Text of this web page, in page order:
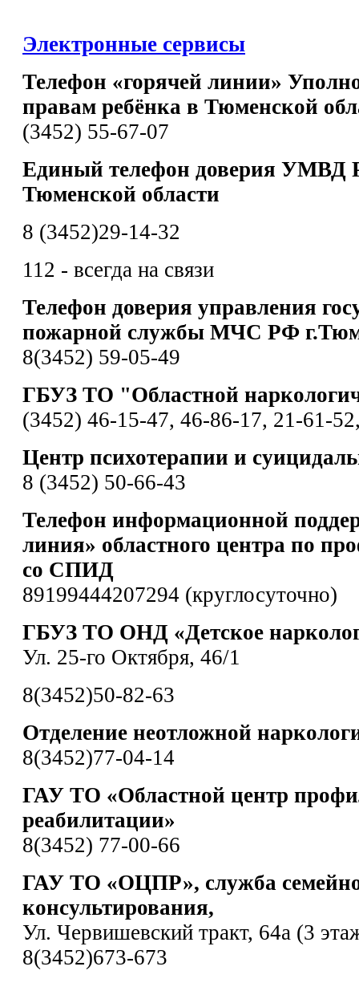
Электронные сервисы
Телефон «горячей линии»
правам ребёнка в Тюменской
(3452) 55-67-07
Единый телефон доверия УМВД
Тюменской области
8 (3452)29-14-32
112 - всегда на связи
Телефон доверия управления
пожарной службы МЧС РФ
8(3452) 59-05-49
ГБУЗ ТО "Областной
(3452) 46-15-47, 46-86-17, 21-61-
Центр психотерапии и
8 (3452) 50-66-43
Телефон информационной
линия» областного центра по
со СПИД
89199444207294 (круглосуточно)
ГБУЗ ТО ОНД «Детское
Ул. 25-го Октября, 46/1
8(3452)50-82-63
Отделение неотложной
8(3452)77-04-14
ГАУ ТО «Областной центр
реабилитации»
8(3452) 77-00-66
ГАУ ТО «ОЦПР», служба
консультирования,
Ул. Червишевский тракт, 64а (3
8(3452)673-673